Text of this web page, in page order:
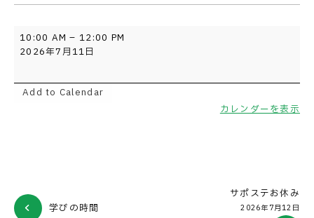
フ
リ
イ
10:00 AM – 12:00 PM
2026年7月11日
Add to Calendar
カレンダーを表示
学びの時間
サポステお休み
2026年7月12日